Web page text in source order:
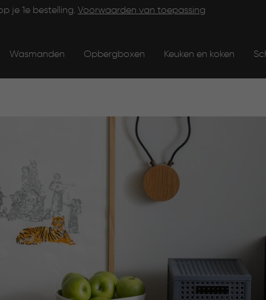
je 1e bestelling. Voorwaarden van toepassing
Wasmanden Opbergboxen Keuken en koken